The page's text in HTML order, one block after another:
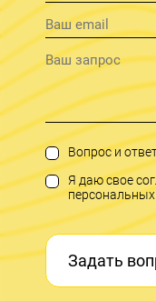
Вопрос и
Я даю свое
Задать